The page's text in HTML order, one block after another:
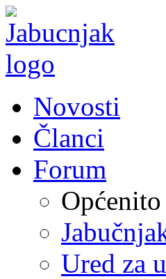
Novosti
Članci
Forum
Općenito
Ured za